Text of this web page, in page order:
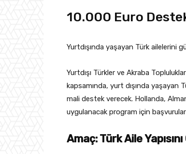
10.000 Euro
Yurtdışında yaşayan Türk ailelerini
Yurtdışı Türkler ve Akraba
kapsamında, yurt dışında yaşayan
mali destek verecek. Hollanda,
uygulanacak program için başvurular
Amaç: Türk Aile